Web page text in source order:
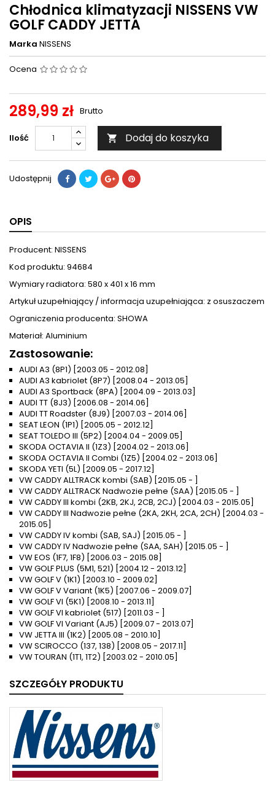
Chłodnica klimatyzacji NISSENS VW
GOLF CADDY JETTA
Marka NISSENS
Ocena
289,99 zł Brutto
Ilość  Dodaj do koszyka
Udostępnij
OPIS
Producent: NISSENS
Kod produktu: 94684
Wymiary radiatora: 580 x 401 x 16 mm
Artykuł uzupełniający / informacja uzupełniająca: z osuszaczem
Ograniczenia producenta: SHOWA
Materiał: Aluminium
Zastosowanie:
AUDI A3 (8P1) [2003.05 - 2012.08]
AUDI A3 kabriolet (8P7) [2008.04 - 2013.05]
AUDI A3 Sportback (8PA) [2004.09 - 2013.03]
AUDI TT (8J3) [2006.08 - 2014.06]
AUDI TT Roadster (8J9) [2007.03 - 2014.06]
SEAT LEON (1P1) [2005.05 - 2012.12]
SEAT TOLEDO III (5P2) [2004.04 - 2009.05]
SKODA OCTAVIA II (1Z3) [2004.02 - 2013.06]
SKODA OCTAVIA II Combi (1Z5) [2004.02 - 2013.06]
SKODA YETI (5L) [2009.05 - 2017.12]
VW CADDY ALLTRACK kombi (SAB) [2015.05 - ]
VW CADDY ALLTRACK Nadwozie pełne (SAA) [2015.05 - ]
VW CADDY III kombi (2KB, 2KJ, 2CB, 2CJ) [2004.03 - 2015.05]
VW CADDY III Nadwozie pełne (2KA, 2KH, 2CA, 2CH) [2004.03 -
2015.05]
VW CADDY IV kombi (SAB, SAJ) [2015.05 - ]
VW CADDY IV Nadwozie pełne (SAA, SAH) [2015.05 - ]
VW EOS (1F7, 1F8) [2006.03 - 2015.08]
VW GOLF PLUS (5M1, 521) [2004.12 - 2013.12]
VW GOLF V (1K1) [2003.10 - 2009.02]
VW GOLF V Variant (1K5) [2007.06 - 2009.07]
VW GOLF VI (5K1) [2008.10 - 2013.11]
VW GOLF VI kabriolet (517) [2011.03 - ]
VW GOLF VI Variant (AJ5) [2009.07 - 2013.07]
VW JETTA III (1K2) [2005.08 - 2010.10]
VW SCIROCCO (137, 138) [2008.05 - 2017.11]
VW TOURAN (1T1, 1T2) [2003.02 - 2010.05]
SZCZEGÓŁY PRODUKTU